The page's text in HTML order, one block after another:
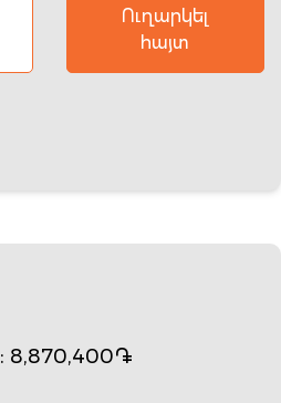
Ուղարկել
հայտ
: 8,870,400֏